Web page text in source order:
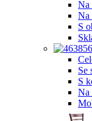
Na
Na
S
Se
S
Na